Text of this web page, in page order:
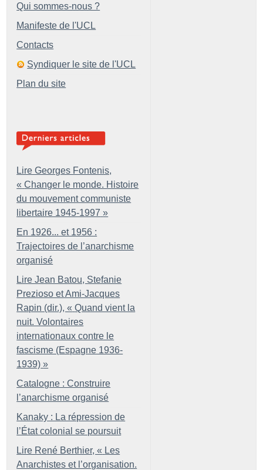
Qui sommes-nous ?
Manifeste de l'UCL
Contacts
Syndiquer le site de l'UCL
Plan du site
Lire Georges Fontenis,
« Changer le monde. Histoire
du mouvement communiste
libertaire 1945-1997 »
En 1926... et 1956 :
Trajectoires de l’anarchisme
organisé
Lire Jean Batou, Stefanie
Prezioso et Ami-Jacques
Rapin (dir.), « Quand vient la
nuit. Volontaires
internationaux contre le
fascisme (Espagne 1936-
1939) »
Catalogne : Construire
l’anarchisme organisé
Kanaky : La répression de
l’État colonial se poursuit
Lire René Berthier, « Les
Anarchistes et l’organisation.